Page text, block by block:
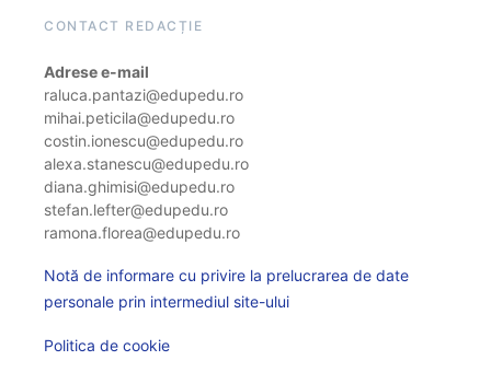
CONTACT REDACȚIE
Adrese e-mail
raluca.pantazi@edupedu.ro
mihai.peticila@edupedu.ro
costin.ionescu@edupedu.ro
alexa.stanescu@edupedu.ro
diana.ghimisi@edupedu.ro
stefan.lefter@edupedu.ro
ramona.florea@edupedu.ro
Notă de informare cu privire la prelucrarea de date
personale prin intermediul site-ului
Politica de cookie